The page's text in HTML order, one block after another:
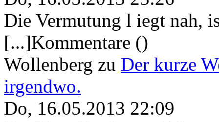
Die Vermutung l iegt nah,
[...]Kommentare ()
Wollenberg zu Der kurze
irgendwo.
Do, 16.05.2013 22:09